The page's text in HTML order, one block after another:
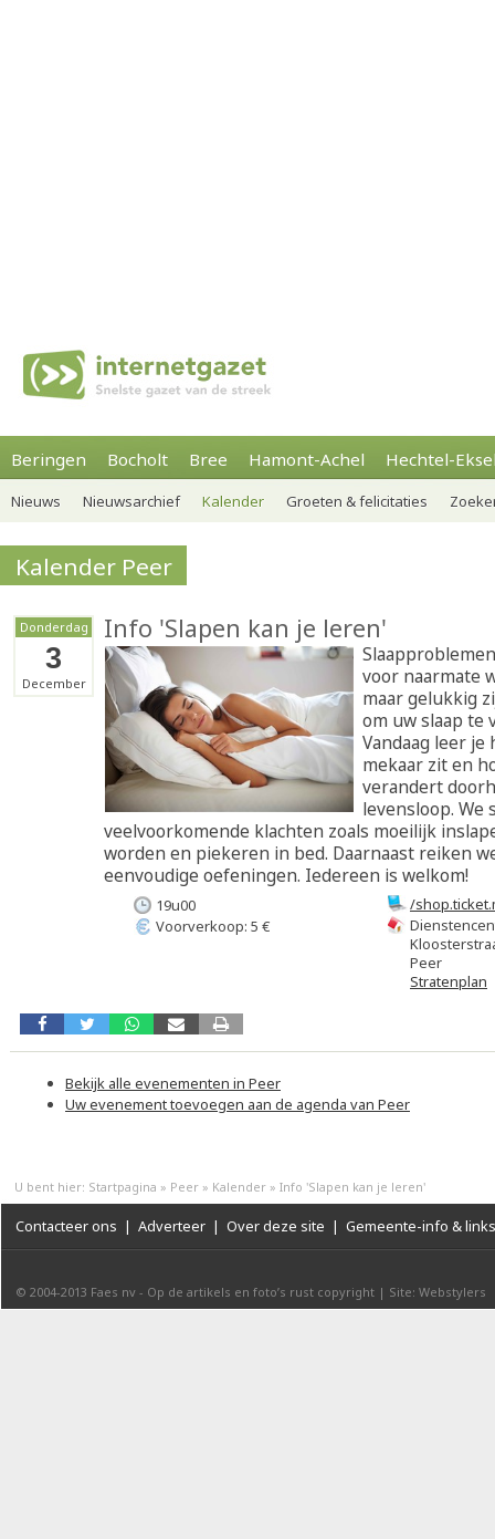
Beringen Bocholt Bree Hamont-Achel Hechtel-
Nieuws Nieuwsarchief Kalender Groeten & felicitaties
Kalender Peer
Donderdag
3
December
Info 'Slapen kan je leren'
voor naarmate
maar gelukkig
om uw slaap te
Vandaag leer je
mekaar zit en
verandert
levensloop. We
veelvoorkomende klachten zoals moeilijk
worden en piekeren in bed. Daarnaast reiken
eenvoudige oefeningen. Iedereen is welkom!
/
slapen-
Peer
Stratenplan
19u00
Voorverkoop: 5 €
Bekijk alle evenementen in Peer
Uw evenement toevoegen aan de agenda van Peer
U bent hier: Startpagina » Peer » Kalender » Info 'Slapen kan je leren'
Contacteer ons | Adverteer | Over deze site | Gemeente-info & links
© 2004-2013 Faes nv - Op de artikels en foto’s rust copyright | Site: Webstylers